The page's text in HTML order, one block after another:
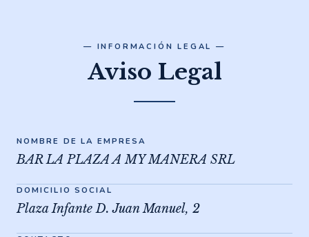
— INFORMACIÓN LEGAL —
Aviso Legal
NOMBRE DE LA EMPRESA
BAR LA PLAZA A MY MANERA SRL
DOMICILIO SOCIAL
Plaza Infante D. Juan Manuel, 2